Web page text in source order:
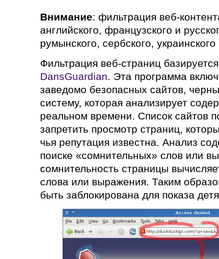
Внимание: фильтрация веб-
английского, французского и
румынского, сербского,
Фильтрация веб-страниц
DansGuardian. Эта программа
заведомо безопасных сайтов,
систему, которая анализирует
реальном времени. Список сайтов
запретить просмотр страниц,
чья репутация известна. Анализ
поиске «сомнительных» слов или
сомнительность страницы
слова или выражения. Таким
быть заблокирована для показа